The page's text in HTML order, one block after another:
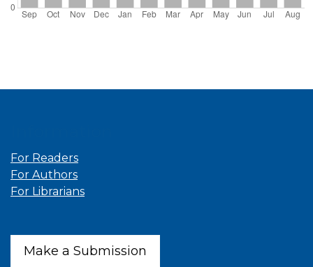
For Readers
For Authors
For Librarians
Make a Submission